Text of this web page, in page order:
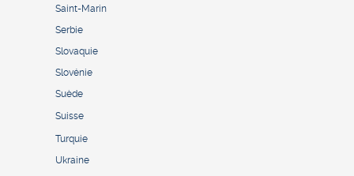
Saint-Marin
Serbie
Slovaquie
Slovénie
Suède
Suisse
Turquie
Ukraine